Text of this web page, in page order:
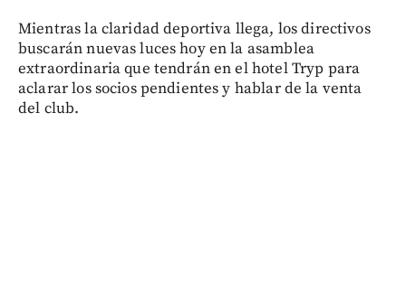
Mientras la claridad deportiva llega, los directivos
buscarán nuevas luces hoy en la asamblea
extraordinaria que tendrán en el hotel Tryp para
aclarar los socios pendientes y hablar de la venta
del club.